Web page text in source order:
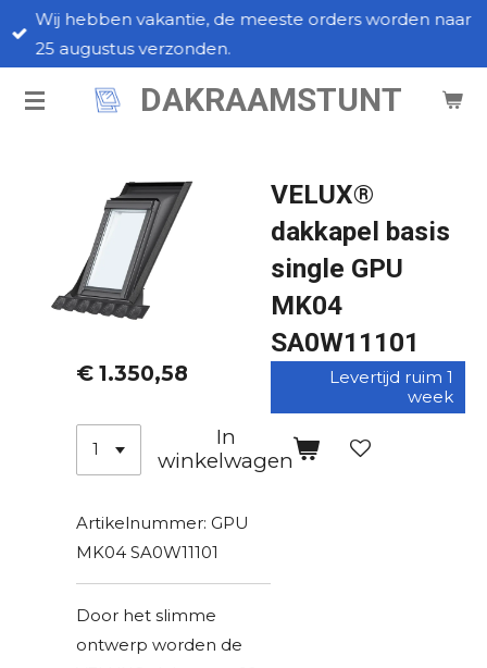
Ga
direct
de
DAKRAAMSTUNT
Wij hebben vakantie, de meeste orders worden naar
25 augustus verzonden.
VELUX®
dakkapel basis
single GPU
MK04
SA0W11101
Levertijd ruim 1
week
€ 1.350,58
In
winkelwagen
Artikelnummer: GPU
MK04 SA0W11101
Door het slimme
ontwerp worden de